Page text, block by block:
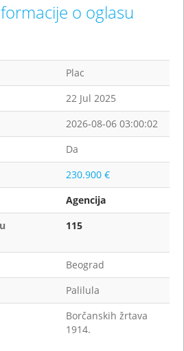
o oglasu
Plac
22 Jul 2025
2026-08-06 03:00:02
Da
230.900 €
Agencija
115
Beograd
Palilula
Borčanskih žrtava
1914.